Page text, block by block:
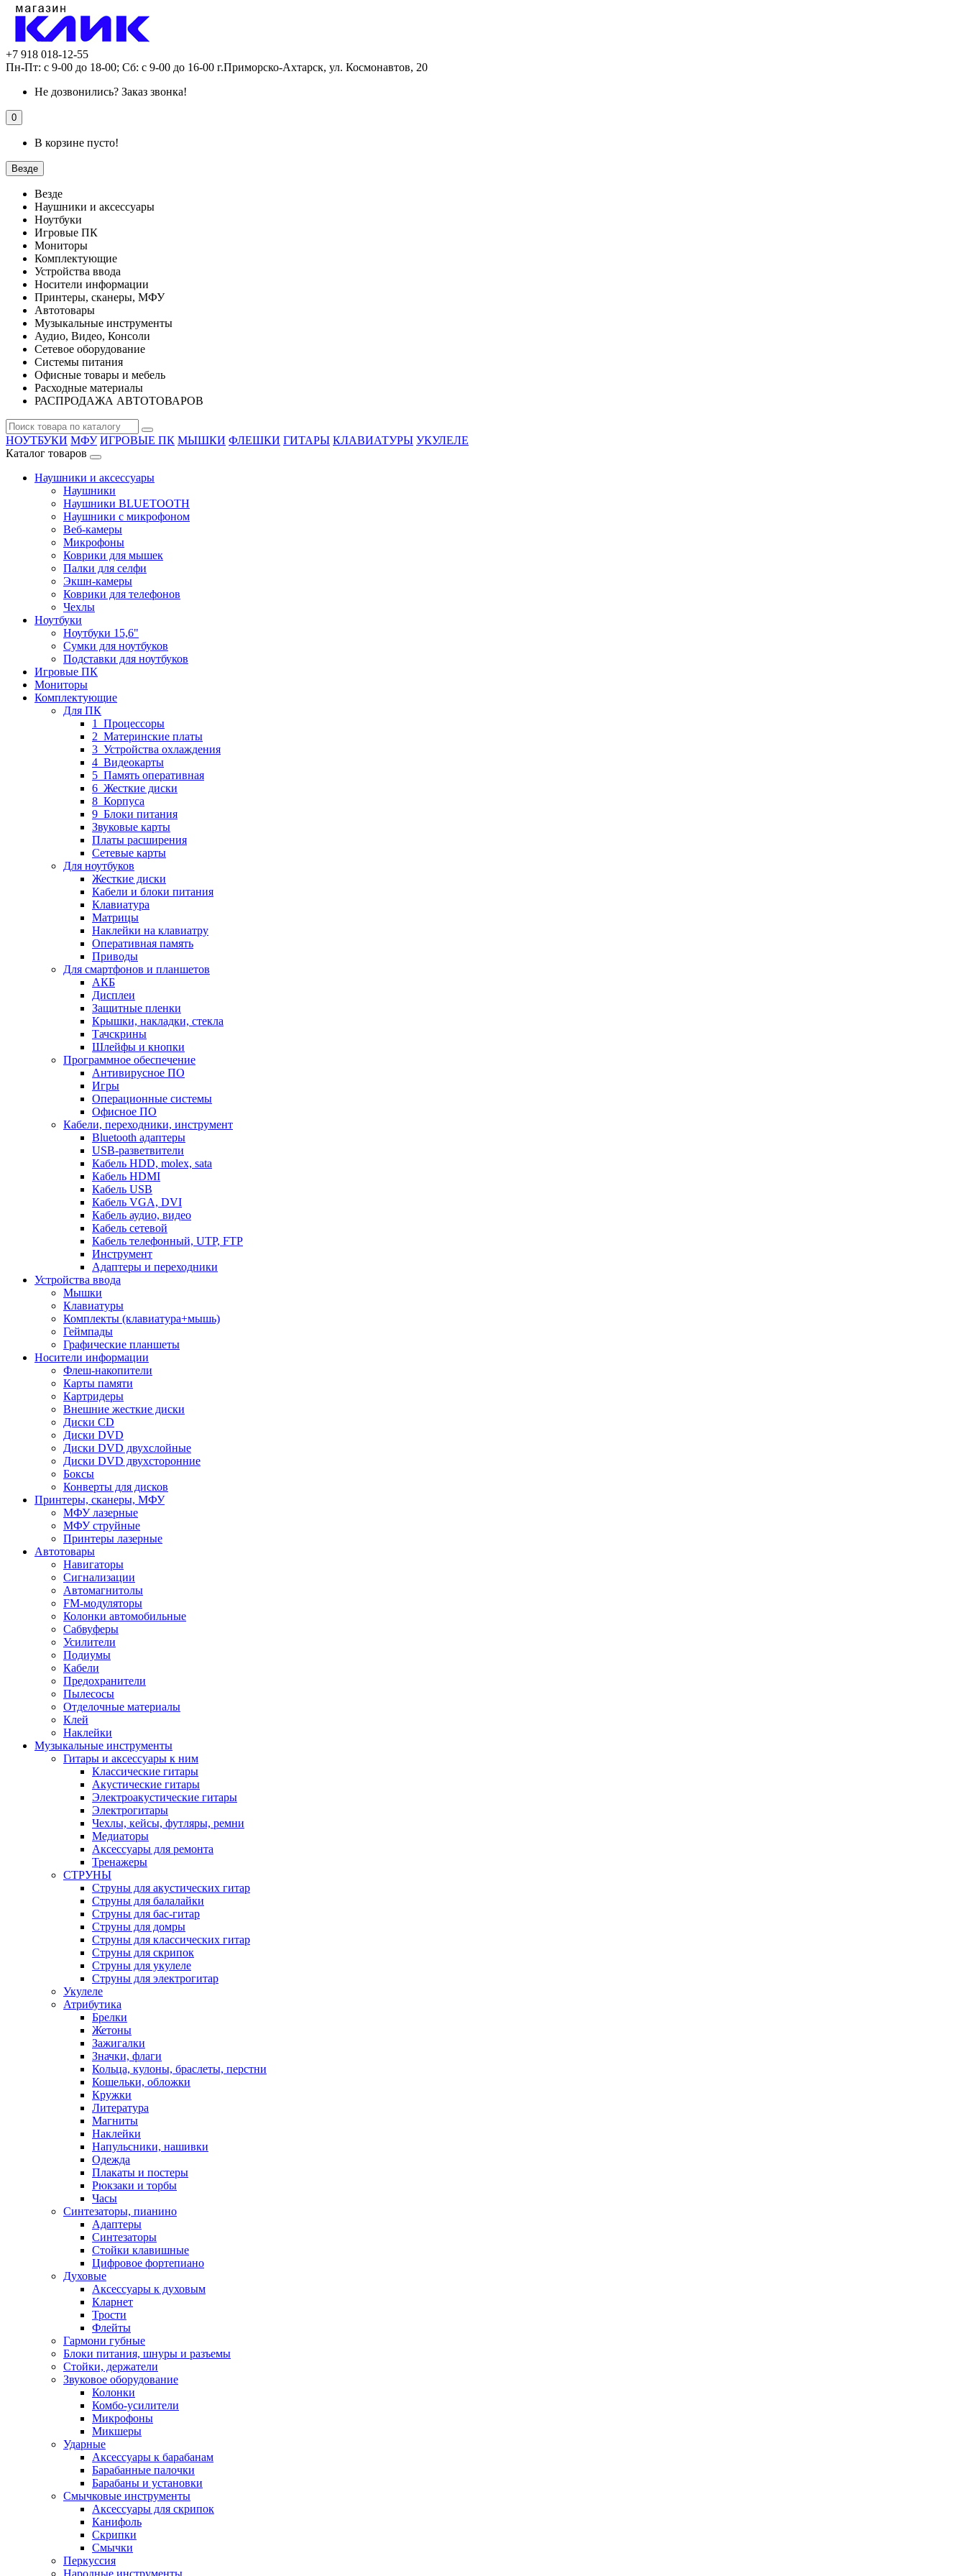
+7 918 018-12-55
Пн-Пт: с 9-00 до 18-00; Сб: с 9-00 до 16-00 г.Приморско-Ахтарск, ул. Космонавтов, 20
Не дозвонились? Заказ звонка!
0
В корзине пусто!
Везде
Везде
Наушники и аксессуары
Ноутбуки
Игровые ПК
Мониторы
Комплектующие
Устройства ввода
Носители информации
Принтеры, сканеры, МФУ
Автотовары
Музыкальные инструменты
Аудио, Видео, Консоли
Сетевое оборудование
Системы питания
Офисные товары и мебель
Расходные материалы
РАСПРОДАЖА АВТОТОВАРОВ
НОУТБУКИ МФУ ИГРОВЫЕ ПК МЫШКИ ФЛЕШКИ ГИТАРЫ КЛАВИАТУРЫ УКУЛЕЛЕ
Каталог товаров
Наушники и аксессуары
Наушники
Наушники BLUETOOTH
Наушники с микрофоном
Веб-камеры
Микрофоны
Коврики для мышек
Палки для селфи
Экшн-камеры
Коврики для телефонов
Чехлы
Ноутбуки
Ноутбуки 15,6"
Сумки для ноутбуков
Подставки для ноутбуков
Игровые ПК
Мониторы
Комплектующие
Для ПК
1_Процессоры
2_Материнские платы
3_Устройства охлаждения
4_Видеокарты
5_Память оперативная
6_Жесткие диски
8_Корпуса
9_Блоки питания
Звуковые карты
Платы расширения
Сетевые карты
Для ноутбуков
Жесткие диски
Кабели и блоки питания
Клавиатура
Матрицы
Наклейки на клавиатру
Оперативная память
Приводы
Для смартфонов и планшетов
АКБ
Дисплеи
Защитные пленки
Крышки, накладки, стекла
Тачскрины
Шлейфы и кнопки
Программное обеспечение
Антивирусное ПО
Игры
Операционные системы
Офисное ПО
Кабели, переходники, инструмент
Bluetooth адаптеры
USB-разветвители
Кабель HDD, molex, sata
Кабель HDMI
Кабель USB
Кабель VGA, DVI
Кабель аудио, видео
Кабель сетевой
Кабель телефонный, UTP, FTP
Инструмент
Адаптеры и переходники
Устройства ввода
Мышки
Клавиатуры
Комплекты (клавиатура+мышь)
Геймпады
Графические планшеты
Носители информации
Флеш-накопители
Карты памяти
Картридеры
Внешние жесткие диски
Диски CD
Диски DVD
Диски DVD двухслойные
Диски DVD двухсторонние
Боксы
Конверты для дисков
Принтеры, сканеры, МФУ
МФУ лазерные
МФУ струйные
Принтеры лазерные
Автотовары
Навигаторы
Сигнализации
Автомагнитолы
FM-модуляторы
Колонки автомобильные
Сабвуферы
Усилители
Подиумы
Кабели
Предохранители
Пылесосы
Отделочные материалы
Клей
Наклейки
Музыкальные инструменты
Гитары и аксессуары к ним
Классические гитары
Акустические гитары
Электроакустические гитары
Электрогитары
Чехлы, кейсы, футляры, ремни
Медиаторы
Аксессуары для ремонта
Тренажеры
СТРУНЫ
Струны для акустических гитар
Струны для балалайки
Струны для бас-гитар
Струны для домры
Струны для классических гитар
Струны для скрипок
Струны для укулеле
Струны для электрогитар
Укулеле
Атрибутика
Брелки
Жетоны
Зажигалки
Значки, флаги
Кольца, кулоны, браслеты, перстни
Кошельки, обложки
Кружки
Литература
Магниты
Наклейки
Напульсники, нашивки
Одежда
Плакаты и постеры
Рюкзаки и торбы
Часы
Синтезаторы, пианино
Адаптеры
Синтезаторы
Стойки клавишные
Цифровое фортепиано
Духовые
Аксессуары к духовым
Кларнет
Трости
Флейты
Гармони губные
Блоки питания, шнуры и разъемы
Стойки, держатели
Звуковое оборудование
Колонки
Комбо-усилители
Микрофоны
Микшеры
Ударные
Аксессуары к барабанам
Барабанные палочки
Барабаны и установки
Смычковые инструменты
Аксессуары для скрипок
Канифоль
Скрипки
Смычки
Перкуссия
Народные инструменты